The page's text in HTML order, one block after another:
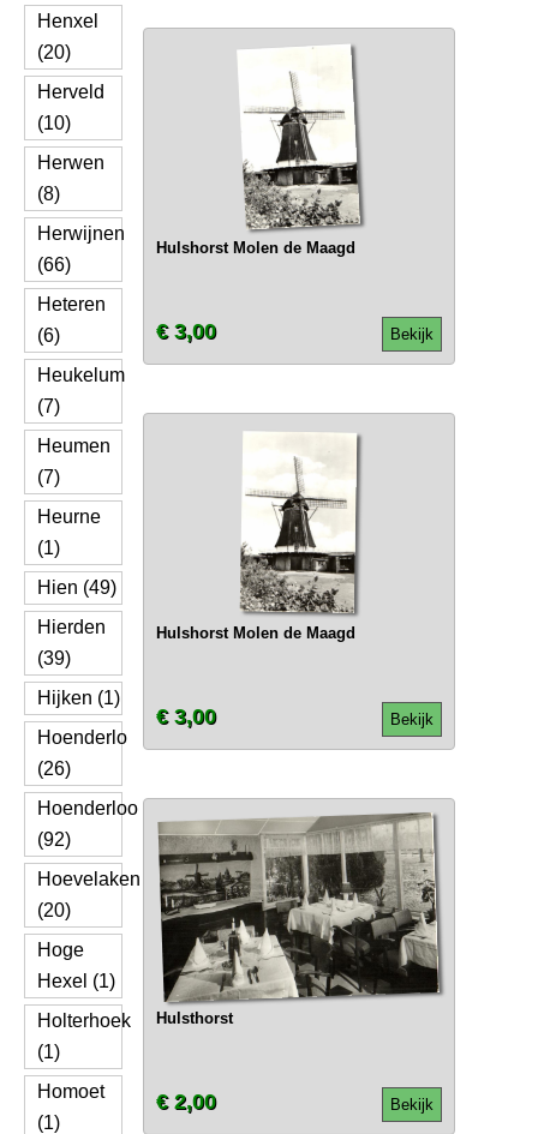
Henxel
(20)
Herveld
(10)
Herwen
(8)
Herwijnen
(66)
Heteren
(6)
Heukelum
(7)
Heumen
(7)
Heurne
(1)
Hien (49)
Hierden
(39)
Hijken (1)
Hoenderlo
(26)
Hoenderloo
(92)
Hoevelaken
(20)
Hoge
Hexel (1)
Holterhoek
(1)
Homoet
(1)
Hulshorst Molen de Maagd
Bekijk
€ 3,00
Hulshorst Molen de Maagd
Bekijk
€ 3,00
Hulsthorst
Bekijk
€ 2,00